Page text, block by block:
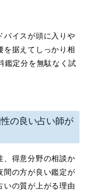
バイスが頭に入りや
を据えてしっかり相
鑑定分を無駄なく試
の良い占い師が
、得意分野の相談か
間の方が良い鑑定が
いの質が上がる理由